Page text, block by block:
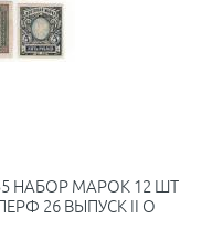
НАБОР МАРОК 12 ШТ
26 ВЫПУСК II O